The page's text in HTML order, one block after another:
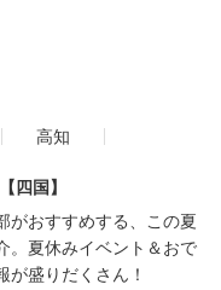
高知
四国】
がおすすめする、この夏
。夏休みイベント＆おで
が盛りだくさん！